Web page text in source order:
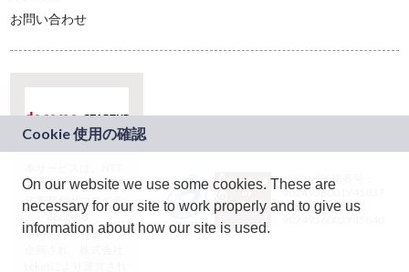
お問い合わせ
ドコモグループの新
規事業創出プログラ
ム「docomo
STARTUP」を通じて
JASRAC許諾番号：
9024936001Y45037
JASRAC許諾番号：
On our website we use some cookies. These are
necessary for our site to work properly and to give us
information about how our site is used.